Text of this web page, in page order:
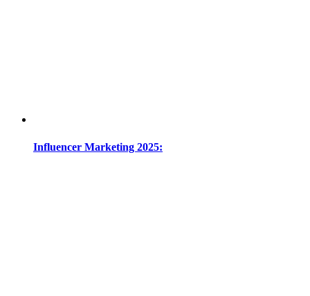
Influencer Marketing 2025: